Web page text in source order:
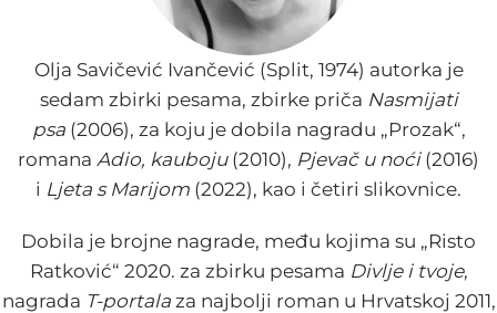
Olja Savičević Ivančević (Split, 1974) autorka je
sedam zbirki pesama, zbirke priča Nasmijati
psa(2006), za koju je dobila nagradu „Prozak“,
romana Adio, kauboju(2010), Pjevač u noći(2016)
i Ljeta s Marijom (2022), kao i četiri slikovnice.
Dobila je brojne nagrade, među kojima su „Risto
Ratković“ 2020. za zbirku pesama Divlje i tvoje,
nagrada T-portalaza najbolji roman u Hrvatskoj 2011,